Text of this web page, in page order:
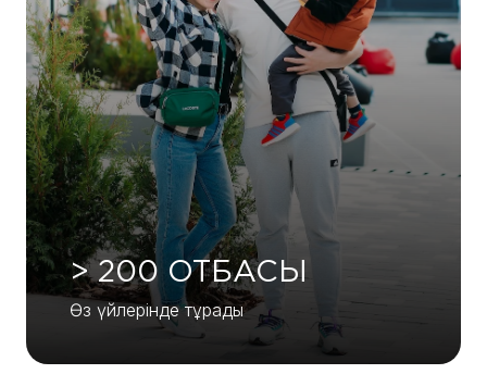
> 200 ОТБАСЫ
Өз үйлерінде тұрады